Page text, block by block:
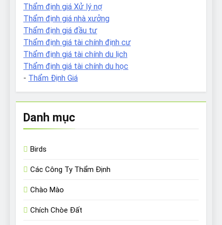
Thẩm định giá Xử lý nợ
Thẩm định giá nhà xưởng
Thẩm định giá đầu tư
Thẩm định giá tài chính định cư
Thẩm định giá tài chính du lịch
Thẩm định giá tài chính du học
- Thẩm Định Giá
Danh mục
Birds
Các Công Ty Thẩm Định
Chào Mào
Chích Chòe Đất